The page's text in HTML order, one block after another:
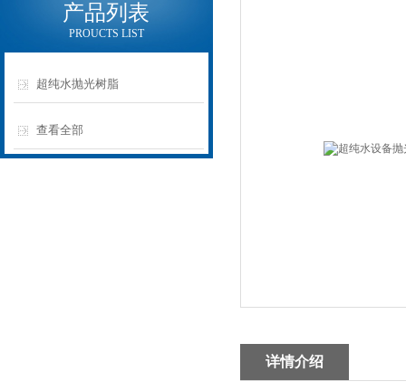
产品列表
PROUCTS LIST
超纯水抛光树脂
查看全部
详情介绍